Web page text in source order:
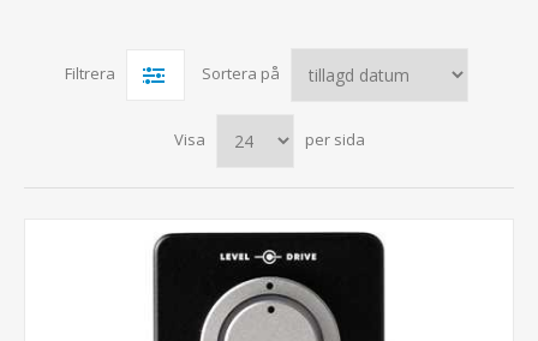
Filtrera Sortera på
Visa per sida